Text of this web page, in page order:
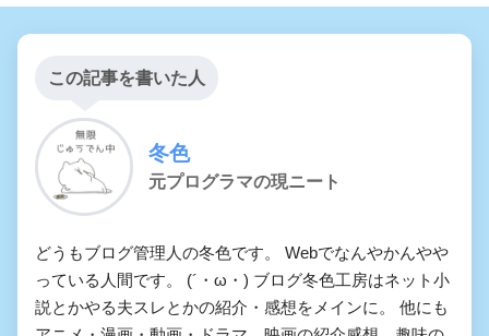
この記事を書いた人
冬色
元プログラマの現ニート
どうもブログ管理人の冬色です。 Webでなんやかんやや
っている人間です。 (´・ω・) ブログ冬色工房はネット小
説とかやる夫スレとかの紹介・感想をメインに。 他にも